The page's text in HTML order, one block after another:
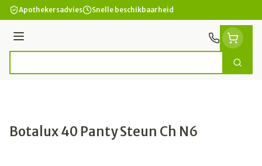
Ga naar de inhoud
Apothekersadvies Snelle beschikbaarheid
Menu
Zoek
Botalux 40 Panty Steun Ch N6